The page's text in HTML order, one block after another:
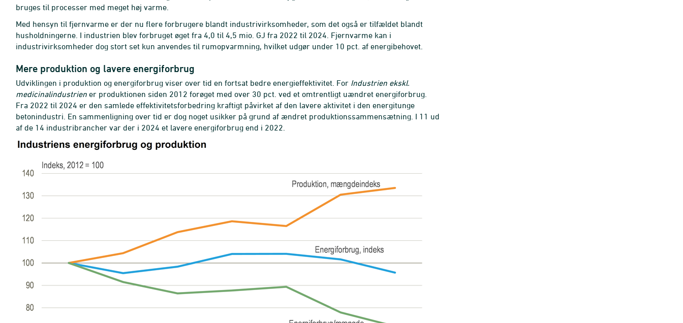
bruges til processer med meget høj varme.
Med hensyn til fjernvarme er der nu flere forbrugere blandt industrivirksomheder, som det også er tilfældet blandt
husholdningerne. I industrien blev forbruget øget fra 4,0 til 4,5 mio. GJ fra 2022 til 2024. Fjernvarme kan i
industrivirksomheder dog stort set kun anvendes til rumopvarmning, hvilket udgør under 10 pct. af energibehovet.
Mere produktion og lavere energiforbrug
Udviklingen i produktion og energiforbrug viser over tid en fortsat bedre energieffektivitet. For Industrien ekskl.
medicinalindustrien er produktionen siden 2012 forøget med over 30 pct. ved et omtrentligt uændret energiforbrug.
Fra 2022 til 2024 er den samlede effektivitetsforbedring kraftigt påvirket af den lavere aktivitet i den energitunge
betonindustri. En sammenligning over tid er dog noget usikker på grund af ændret produktionssammensætning. I 11 ud
af de 14 industribrancher var der i 2024 et lavere energiforbrug end i 2022.